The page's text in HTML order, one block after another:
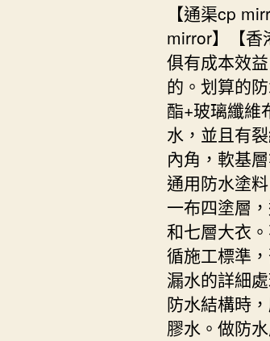
【通渠cp
mirror】【香
俱有成本效
的。划算的
酯+玻璃纖維
水，並且有
內角，軟基
通用防水塗
一布四塗層
和七層大衣
循施工標準
漏水的詳細
防水結構時
膠水。做防